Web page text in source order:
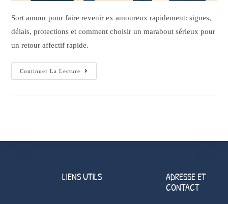
Sort amour pour faire revenir ex amoureux rapidement: signes,
délais, protections et comment choisir un marabout sérieux pour
un retour affectif rapide.
Continuer La Lecture
LIENS UTILS
ADRESSE ET
CONTACT